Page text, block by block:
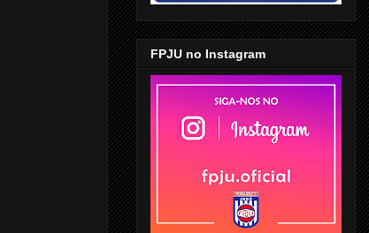
FPJU no Instagram